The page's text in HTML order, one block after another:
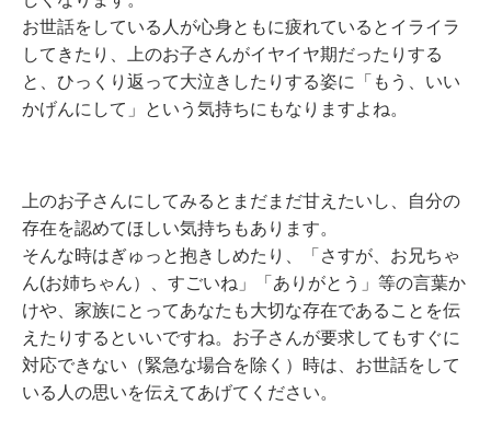
お世話をしている人が心身ともに疲れているとイライラ
してきたり、上のお子さんがイヤイヤ期だったりする
と、ひっくり返って大泣きしたりする姿に「もう、いい
かげんにして」という気持ちにもなりますよね。
上のお子さんにしてみるとまだまだ甘えたいし、自分の
存在を認めてほしい気持ちもあります。
そんな時はぎゅっと抱きしめたり、「さすが、お兄ちゃ
ん(お姉ちゃん）、すごいね」「ありがとう」等の言葉か
けや、家族にとってあなたも大切な存在であることを伝
えたりするといいですね。お子さんが要求してもすぐに
対応できない（緊急な場合を除く）時は、お世話をして
いる人の思いを伝えてあげてください。